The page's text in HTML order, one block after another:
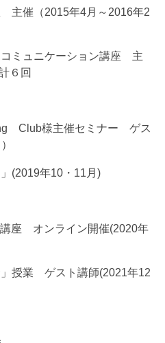
主催（2015年4月～2016年2
ミュニケーション講座 主
６回
Club様主催セミナー ゲス
(2019年10・11月)
座 オンライン開催(2020年
授業 ゲスト講師(2021年12